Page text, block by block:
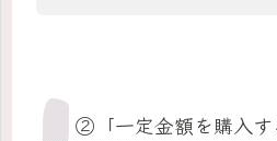
②「一定金額を購入す